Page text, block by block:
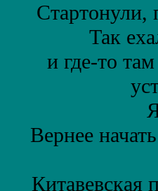
Стартонули,
Так
и где-то
Вернее
Китавевская